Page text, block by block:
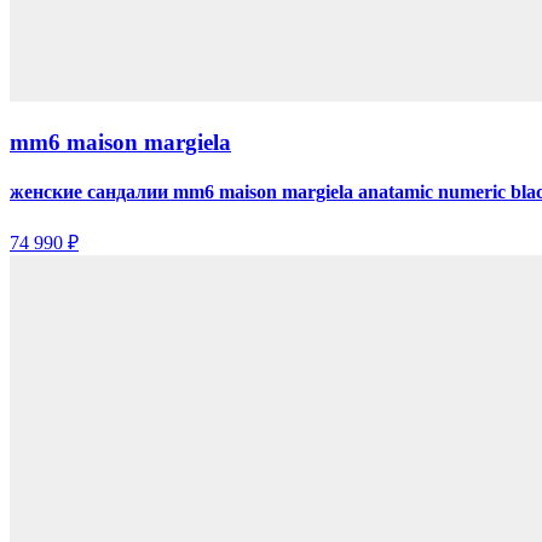
mm6 maison margiela
женские сандалии mm6 maison margiela anatamic numeric
74 990 ₽